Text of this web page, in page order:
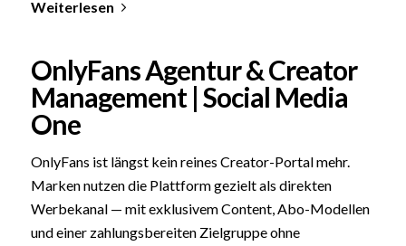
Weiterlesen
OnlyFans Agentur & Creator
Management | Social Media
One
OnlyFans ist längst kein reines Creator-Portal mehr.
Marken nutzen die Plattform gezielt als direkten
Werbekanal — mit exklusivem Content, Abo-Modellen
und einer zahlungsbereiten Zielgruppe ohne